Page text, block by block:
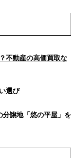
不動産の高価買取な
選び
分譲地「悠の平屋」を